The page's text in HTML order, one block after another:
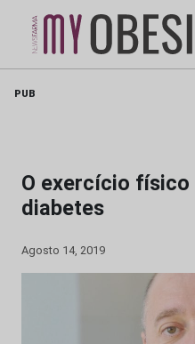
PUB
O exercício físico
diabetes
Agosto 14, 2019